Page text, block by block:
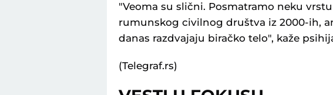
"Veoma su slični. Posmatramo neku
rumunskog civilnog društva iz 2000-ih,
danas razdvajaju biračko telo", kaže
(Telegraf.rs)